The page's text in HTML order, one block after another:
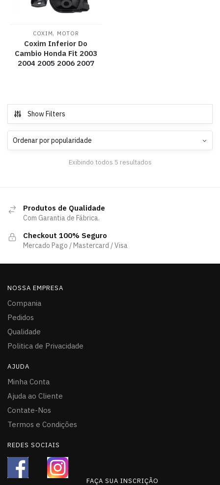
COXIM, MOTOR
Coxim Inferior Do
Cambio Honda Fit 2003
2004 2005 2006 2007
Show Filters
Exibindo todos 5 resultados
Produtos de Qualidade
Com Garantia de Fábrica.
Checkout 100% Seguro
Mercado Pago / Mastercard / Visa
NOSSA EMPRESA
Compania
Pedidos
Qualidade
Politica de Privacidade
AJUDA
Minha Conta
Ajuda ao Cliente
Contate-Nos
Termos e Condições
REDES SOCIAIS
FAÇA SUA INSCRIÇÃO